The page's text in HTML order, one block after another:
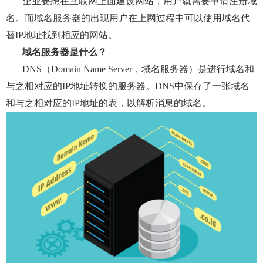
弹性公网IP
负载均衡
虚拟专网VPN
CDN（敬请期待）
访问控制（敬请期待）
名。而域名服务器的出现用户在上网过程中可以使用域名代
替IP地址找到相应的网站。
域名服务器是什么？
DNS（Domain Name Server，域名服务器）是进行域名和
与之相对应的IP地址转换的服务器。DNS中保存了一张域名
和与之相对应的IP地址的表，以解析消息的域名。